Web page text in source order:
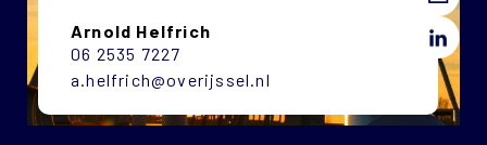
Arnold Helfrich
06 2535 7227
a.helfrich@overijssel.nl